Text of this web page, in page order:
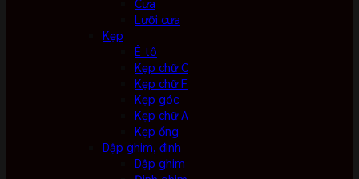
Cưa
Lưỡi cưa
Kẹp
Ê tô
Kẹp chữ C
Kẹp chữ F
Kẹp góc
Kẹp chữ A
Kẹp ống
Dập ghim, đinh
Dập ghim